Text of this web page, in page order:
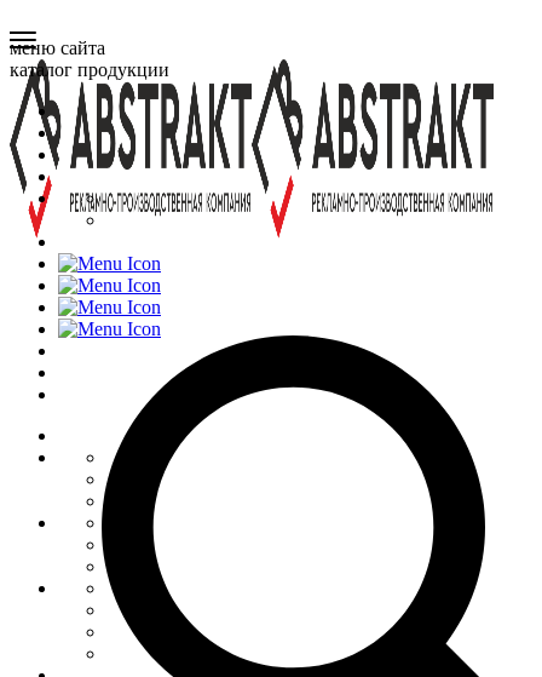
меню сайта
каталог продукции